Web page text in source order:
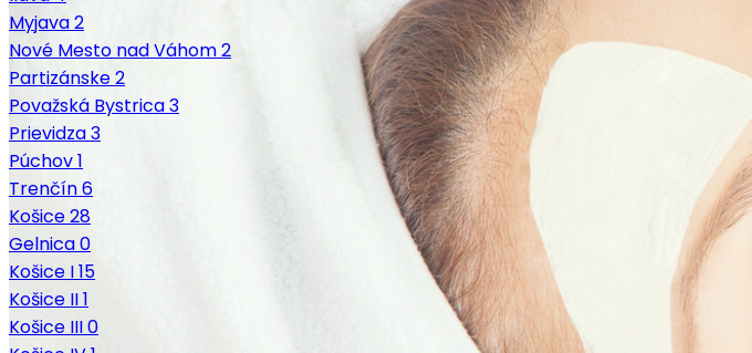
Myjava2
Nové Mesto nad Váhom2
Partizánske2
Považská Bystrica3
Prievidza3
Púchov1
Trenčín6
Košice28
Gelnica0
Košice I15
Košice II1
Košice III0